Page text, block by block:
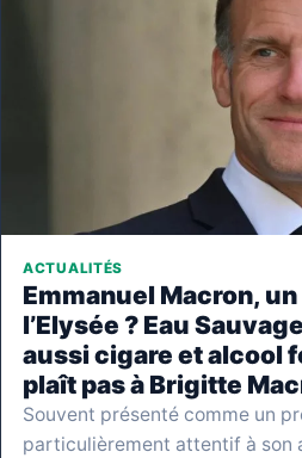
ACTUALITÉS
Emmanuel Macron,
l’Elysée ? Eau
aussi cigare et alcool
plaît pas à Brigitte
Souvent présenté comme un
particulièrement attentif à son